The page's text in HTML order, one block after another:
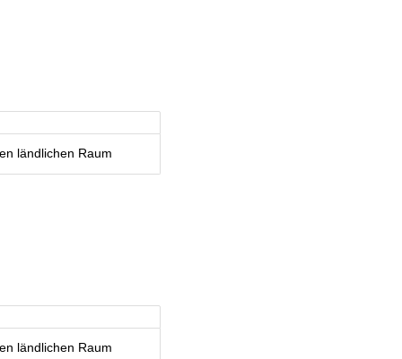
ländlichen Raum
ländlichen Raum